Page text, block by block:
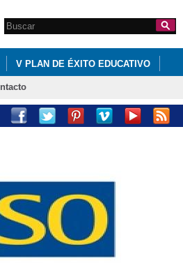
Formulario de
búsqueda
Search this site
V PLAN DE ÉXITO EDUCATIVO